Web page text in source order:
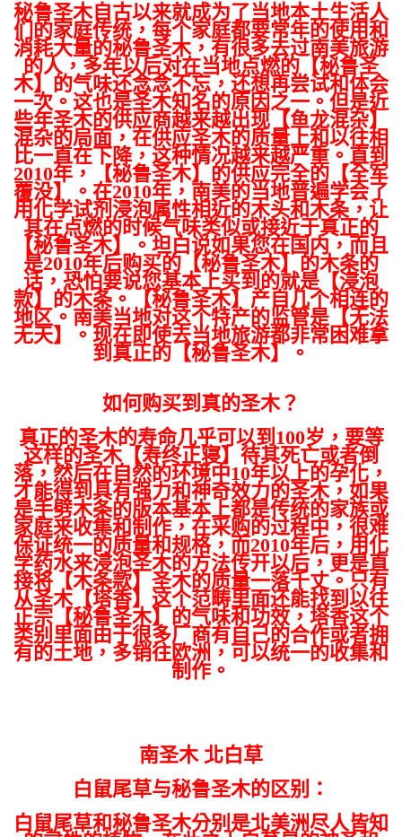
秘鲁圣木自古以来就成为了当地本土生活人
们的家庭传统，每个家庭都要常年的使用和
消耗大量的秘鲁圣木，有很多去过南美旅游
的人，多年以后对在当地点燃的【秘鲁圣
木】的气味还念念不忘，还想再尝试和体会
一次。这也是圣木知名的原因之一。但是近
些年圣木的供应商越来越出现【鱼龙混杂】
混杂的局面，在供应圣木的质量上和以往相
比一直在下降，这种情况越来越严重。直到
2010年，【秘鲁圣木】的供应完全的【全军
覆没】。在2010年，南美的当地普遍学会了
用化学试剂浸泡属性相近的木头和木条，让
其在点燃的时候气味类似或接近于真正的
【秘鲁圣木】。坦白说如果您在国内，而且
是2010年后购买的【秘鲁圣木】的木条的
话，恐怕要说您基本上买到的就是【浸泡
款】的木条。【秘鲁圣木】产自几个相连的
地区。南美当地对这个特产的监管是【无法
无天】。现在即使去当地旅游都非常困难拿
到真正的【秘鲁圣木】。
如何购买到真的圣木？
真正的圣木的寿命几乎可以到100岁，要等
这样的圣木【寿终正寝】待其死亡或者倒
落，然后在自然的环境中10年以上的孕化，
才能得到具有强力和神奇效力的圣木，如果
是手劈木条的版本基本上都是传统的家族或
家庭来收集和制作，在采购的过程中，很难
保证统一的质量和规格，而2010年后，用化
学药水来浸泡圣木的方法传开以后，更是直
接将【木条款】圣木的质量一落千丈。只有
从圣木【塔香】这个范畴里面还能找到以往
正宗【秘鲁圣木】的气味和功效，塔香这个
类别里面由于很多厂商有自己的合作或者拥
有的土地，多销往欧洲，可以统一的收集和
制作。
南圣木 北白草
白鼠尾草与秘鲁圣木的区别：
白鼠尾草和秘鲁圣木分别是北美洲尽人皆知